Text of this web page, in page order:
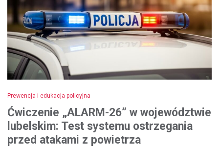
Prewencja i edukacja policyjna
Ćwiczenie „ALARM-26” w województwie
lubelskim: Test systemu ostrzegania
przed atakami z powietrza